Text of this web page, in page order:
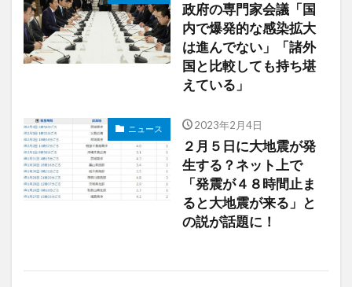
政府の専門家会議「国
内で爆発的な感染拡大
は進んでない」「諸外
国と比較しても持ち堪
えている」
ニュース 2023年2月4日
２月５日に大地震が発
生する？ネット上で
「発震が４８時間止ま
ると大地震が来る」と
の説が話題に！